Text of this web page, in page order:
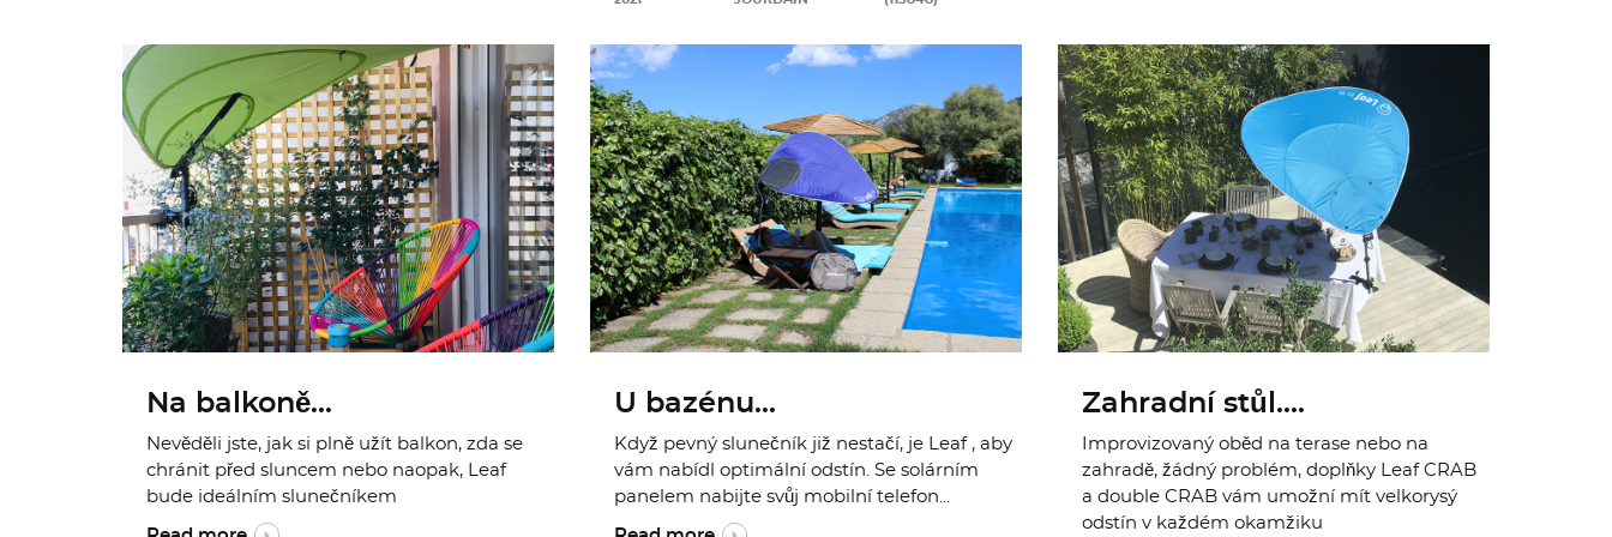
Na balkoně...
Nevěděli jste, jak si plně užít balkon, zda se
chránit před sluncem nebo naopak, Leaf
bude ideálním slunečníkem
U bazénu...
Když pevný slunečník již nestačí, je Leaf , aby
vám nabídl optimální odstín. Se solárním
panelem nabijte svůj mobilní telefon...
Zahradní stůl....
Improvizovaný oběd na terase nebo na
zahradě, žádný problém, doplňky Leaf CRAB
a double CRAB vám umožní mít velkorysý
odstín v každém okamžiku